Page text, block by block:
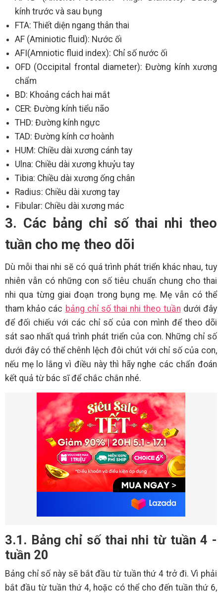
kính trước và sau bụng
FTA: Thiết diện ngang thân thai
AF (Aminiotic fluid): Nước ối
AFI(Amniotic fluid index): Chỉ số nước ối
OFD (Occipital frontal diameter): Đường kính xương
chẩm
BD: Khoảng cách hai mắt
CER: Đường kính tiểu não
THD: Đường kính ngực
TAD: Đường kính cơ hoành
HUM: Chiều dài xương cánh tay
Ulna: Chiều dài xương khuỷu tay
Tibia: Chiều dài xương ống chân
Radius: Chiều dài xương tay
Fibular: Chiều dài xương mác
3. Các bảng chỉ số thai nhi theo
tuần cho mẹ theo dõi
Dù mỗi thai nhi sẽ có quá trình phát triển khác nhau, tuy
nhiên vẫn có những con số tiêu chuẩn chung cho thai
nhi qua từng giai đoạn trong bụng mẹ. Mẹ vẫn có thể
tham khảo các bảng chỉ số thai nhi theo tuần dưới đây
để đối chiếu với các chỉ số của con mình để theo dõi
sát sao nhất quá trình phát triển của con. Những chỉ số
dưới đây có thể chênh lệch đôi chút với chỉ số của con,
nếu mẹ lo lắng vì điều này thì hãy nghe các chẩn đoán
kết quả từ bác sĩ để chắc chắn nhé.
3.1. Bảng chỉ số thai nhi từ tuần 4 -
tuần 20
Bảng chỉ số này sẽ bắt đầu từ tuần thứ 4 trở đi. Vì phải
bắt đầu từ tuần thứ 4, hoặc có thể cho đến tuần thứ 6,